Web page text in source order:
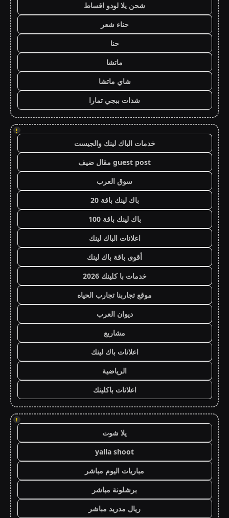
شحن يلا لودو اقساط
حناء شعر
حنا
ماتشا
شاي ماتشا
شدات ببجي تمارا
!
خدمات الباك لينك والجيست
guest post مقال ضيف
سوق العرب
باك لينك باقة 20
باك لينك باقة 100
اعلانات الباك لينك
أقوى باقة باك لينك
خدمات با كلينك 2026
موقع تجاربنا تجارب الحياه
ديوان العرب
مشاريع
اعلانات باك لينك
الرياضية
اعلانات باكلينك
!
يلا شوت
yalla shoot
مباريات اليوم مباشر
برشلونة مباشر
ريال مدريد مباشر